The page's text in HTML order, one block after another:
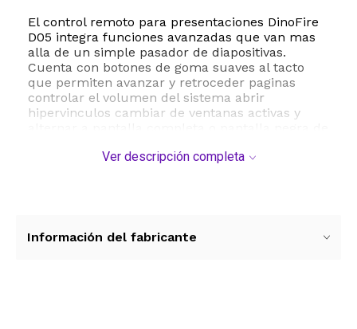
El control remoto para presentaciones DinoFire
D05 integra funciones avanzadas que van mas
alla de un simple pasador de diapositivas.
Cuenta con botones de goma suaves al tacto
que permiten avanzar y retroceder paginas
controlar el volumen del sistema abrir
hipervinculos cambiar de ventanas activas y
laser de color rojo brillante ideal para destacar
Ver descripción completa
Información del fabricante